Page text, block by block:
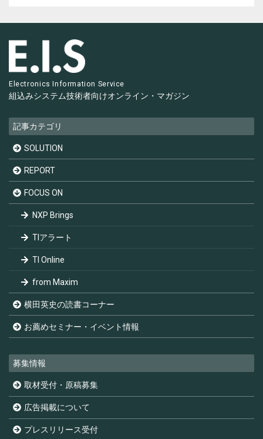
Electronics Information Service
組込みシステム技術者向けオンライン・マガジン
記事カテゴリ
SOLUTION
REPORT
FOCUS ON
NXP Brings
TIアラート
TI Online
from Maxim
横田英史の読書コーナー
お薦めセミナー・イベント情報
募集情報
取材受付・原稿募集
広告掲載について
プレスリリース受付